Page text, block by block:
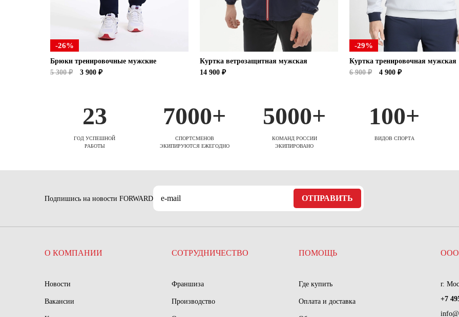
-26%
Брюки тренировочные мужские
5 300 ₽
3 900 ₽
Куртка ветрозащитная мужская
14 900 ₽
-29%
Куртка тренировочная мужская
6 900 ₽
4 900 ₽
23
ГОД УСПЕШНОЙ
РАБОТЫ
7000+
СПОРТСМЕНОВ
ЭКИПИРУЮТСЯ ЕЖЕГОДНО
5000+
КОМАНД РОССИИ
ЭКИПИРОВАНО
100+
ВИДОВ СПОРТА
Подпишись на новости FORWARD ОТПРАВИТЬ
О КОМПАНИИ
Новости
Вакансии
СОТРУДНИЧЕСТВО
Франшиза
Производство
ПОМОЩЬ
Где купить
Оплата и доставка
ООО
г.
+7